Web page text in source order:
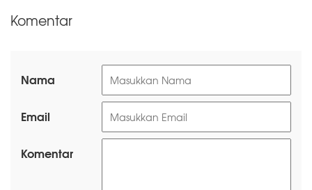
Komentar
Nama
Email
Komentar